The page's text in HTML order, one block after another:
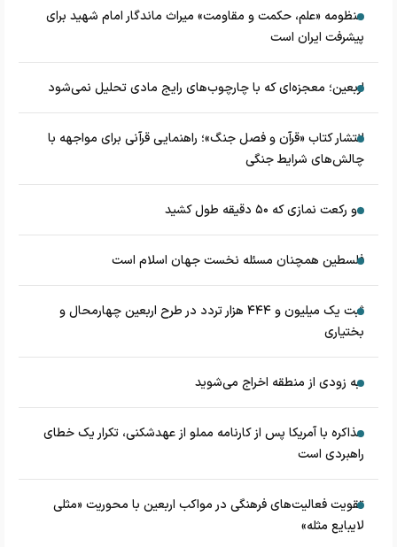
منظومه «علم، حکمت و مقاومت» میراث ماندگار امام شهید برای
پیشرفت ایران است
اربعین؛ معجزه‌ای که با چارچوب‌های رایج مادی تحلیل نمی‌شود
انتشار کتاب «قرآن و فصل جنگ»؛ راهنمایی قرآنی برای مواجهه با
چالش‌های شرایط جنگی
دو رکعت نمازی که ۵۰ دقیقه طول کشید
فلسطین همچنان مسئله نخست جهان اسلام است
ثبت یک میلیون و ۴۴۴ هزار تردد در طرح اربعین چهارمحال و
بختیاری
به زودی از منطقه اخراج می‌شوید
مذاکره با آمریکا پس از کارنامه مملو از عهدشکنی، تکرار یک خطای
راهبردی است
تقویت فعالیت‌های فرهنگی در مواکب اربعین با محوریت «مثلی
لایبایع مثله»